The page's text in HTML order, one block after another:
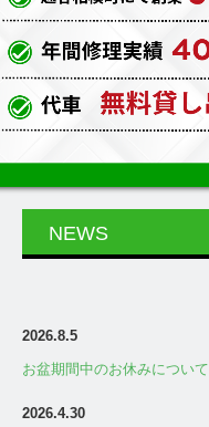
NEWS
2026.8.5
お盆期間中のお休みについて
2026.4.30